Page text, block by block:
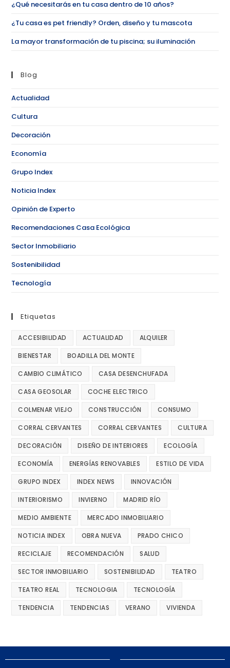
¿Qué necesitarás en tu casa dentro de 10 años?
¿Tu casa es pet friendly? Orden, diseño y tu mascota
La mayor transformación de tu piscina; su iluminación
Blog
Actualidad
Cultura
Decoración
Economía
Grupo Index
Noticia Index
Opinión de Experto
Recomendaciones Casa Ecológica
Sector Inmobiliario
Sostenibilidad
Tecnología
Etiquetas
ACCESIBILIDAD ACTUALIDAD ALQUILER
BIENESTAR BOADILLA DEL MONTE
CAMBIO CLIMÁTICO CASA DESENCHUFADA
CASA GEOSOLAR COCHE ELECTRICO
COLMENAR VIEJO CONSTRUCCIÓN CONSUMO
CORRAL CERVANTES CORRAL CERVANTES CULTURA
DECORACIÓN DISEÑO DE INTERIORES ECOLOGÍA
ECONOMÍA ENERGÍAS RENOVABLES ESTILO DE VIDA
GRUPO INDEX INDEX NEWS INNOVACIÓN
INTERIORISMO INVIERNO MADRID RÍO
MEDIO AMBIENTE MERCADO INMOBILIARIO
NOTICIA INDEX OBRA NUEVA PRADO CHICO
RECICLAJE RECOMENDACIÓN SALUD
SECTOR INMOBILIARIO SOSTENIBILIDAD TEATRO
TEATRO REAL TECNOLOGIA TECNOLOGÍA
TENDENCIA TENDENCIAS VERANO VIVIENDA